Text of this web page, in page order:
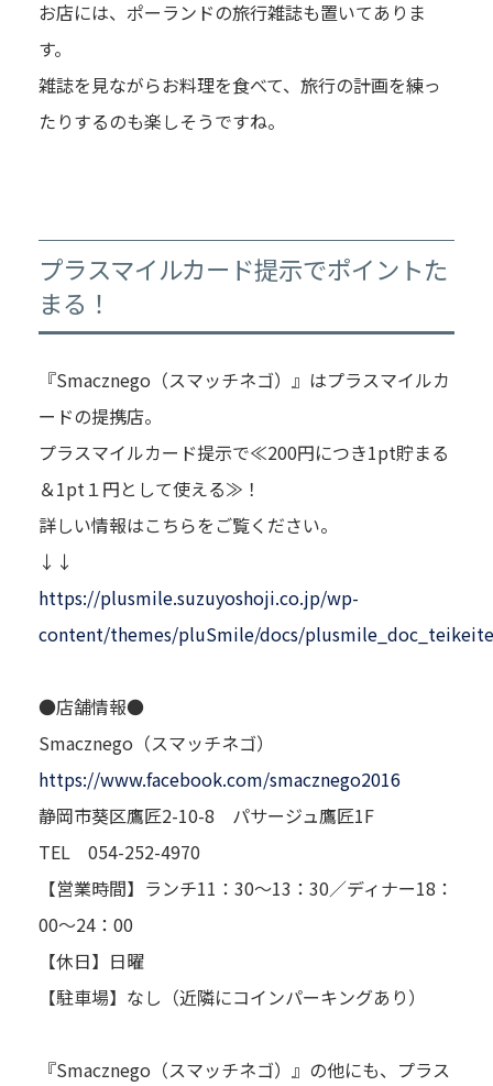
お店には、ポーランドの旅行雑誌も置いてありま
す。
雑誌を見ながらお料理を食べて、旅行の計画を練っ
たりするのも楽しそうですね。
プラスマイルカード提示でポイントた
まる！
『Smacznego（スマッチネゴ）』はプラスマイルカ
ードの提携店。
プラスマイルカード提示で≪200円につき1pt貯まる
＆1pt１円として使える≫！
詳しい情報はこちらをご覧ください。
↓↓
https://plusmile.suzuyoshoji.co.jp/wp-
content/themes/pluSmile/docs/
●店舗情報●
Smacznego（スマッチネゴ）
https://www.facebook.com/smacznego2016
静岡市葵区鷹匠2-10-8 パサージュ鷹匠1F
TEL 054-252-4970
【営業時間】ランチ11：30～13：30／ディナー18：
00～24：00
【休日】日曜
【駐車場】なし（近隣にコインパーキングあり）
『Smacznego（スマッチネゴ）』の他にも、プラス